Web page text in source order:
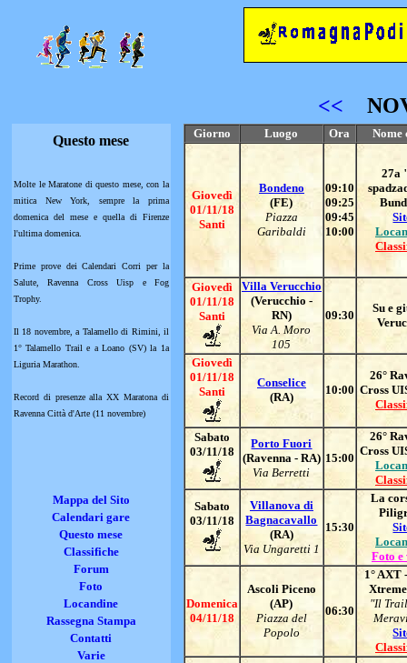
<<
Questo mese Giorno Luogo Ora Nome
Giovedì
01/11/18
Santi
Bondeno
(FE)
Piazza
Garibaldi
09:10
09:25
09:45
10:00
27a
Giovedì
01/11/18
Santi
Villa Verucchio
(Verucchio -
RN)
Via A. Moro
105
09:30
Su e
Giovedì
01/11/18
Santi
Conselice
(RA)
10:00
26°
Cross
Sabato
03/11/18
Porto Fuori
(Ravenna - RA)
Via Berretti
15:00
26°
Cross
Sabato
03/11/18
Villanova di
Bagnacavallo
(RA)
Via Ungaretti 1
15:30
La
Foto e
Domenica
04/11/18
Ascoli Piceno
(AP)
Piazza del
Popolo
06:30
1° AXT
"Il
Molte le Maratone di questo mese, con la
mitica New York, sempre la prima
domenica del mese e quella di Firenze
l'ultima domenica.
Prime prove dei Calendari Corri per la
Salute, Ravenna Cross Uisp e Fog
Trophy.
Il 18 novembre, a Talamello di Rimini, il
1° Talamello Trail e a Loano (SV) la 1a
Liguria Marathon.
Record di presenze alla XX Maratona di
Ravenna Città d'Arte (11 novembre)
Mappa del Sito
Calendari gare
Questo mese
Classifiche
Forum
Foto
Locandine
Rassegna Stampa
Contatti
Varie